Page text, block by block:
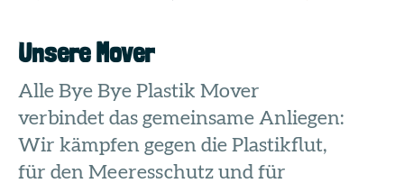
Unsere Mover
Alle Bye Bye Plastik Mover
verbindet das gemeinsame Anliegen:
Wir kämpfen gegen die Plastikflut,
für den Meeresschutz und für